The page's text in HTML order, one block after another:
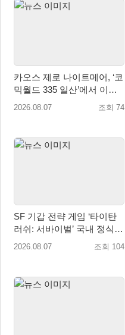
카오스 제로 나이트메어, ‘코
믹월드 335 일산’에서 이용
자 소통 예고
2026.08.07 조회 74
SF 기갑 전략 게임 ‘타이탄
러쉬: 서바이벌’ 국내 정식
출시
2026.08.07 조회 104